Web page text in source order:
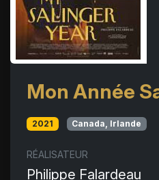
Mon Année
2021 Canada, Irlande
RÉALISATEUR
Philippe Falardeau